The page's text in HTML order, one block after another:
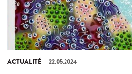
ACTUALITÉ 22.05.2024